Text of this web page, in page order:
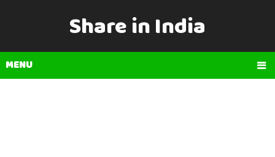
Share in India
MENU